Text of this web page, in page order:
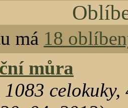
má 18
můra
1083 celokuky,